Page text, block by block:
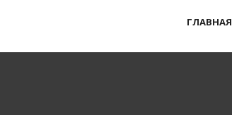
ГЛАВНАЯ